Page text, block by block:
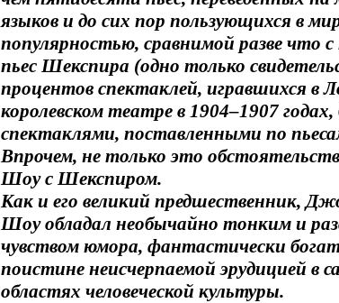
языков и до сих пор пользующихся в
популярностью, сравнимой разве что
пьес Шекспира (одно только
процентов спектаклей, игравшихся в
королевском театре в 1904–1907
спектаклями, поставленными по
Впрочем, не только это
Шоу с Шекспиром.
Как и его великий предшественник,
Шоу обладал необычайно тонким и
чувством юмора, фантастически
поистине неисчерпаемой эрудицией в
областях человеческой культуры.